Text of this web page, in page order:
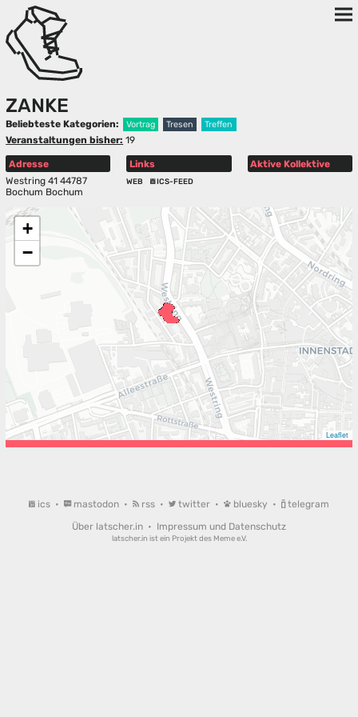
ZANKE
Beliebteste Kategorien: Vortrag Tresen Treffen
Veranstaltungen bisher: 19
Adresse
Westring 41 44787
Bochum Bochum
Links
WEB ICS-FEED
Aktive Kollektive
+
−
Leaflet
ics • mastodon • rss • twitter • bluesky •
telegram
Über latscher.in • Impressum und Datenschutz
latscher.in ist ein Projekt des Meme e.V.